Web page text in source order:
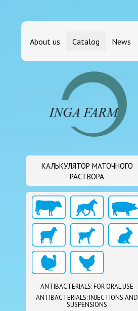
About us Catalog News
КАЛЬКУЛЯТОР МАТОЧНОГО
РАСТВОРА
ANTIBACTERIALS: FOR ORAL USE
ANTIBACTERIALS: INJECTIONS AND
SUSPENSIONS